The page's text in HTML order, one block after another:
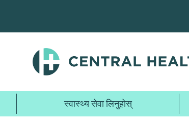
जानुहोस्
स्वास्थ्य सेवा लिनुहोस्